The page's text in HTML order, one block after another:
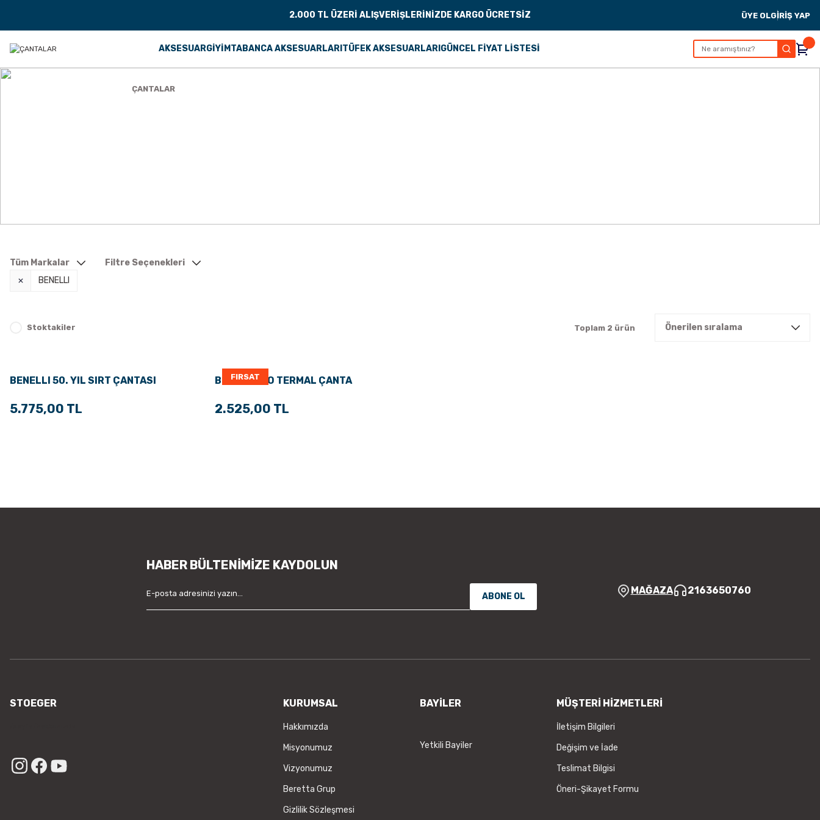
2.000 TL ÜZERİ ALIŞVERİŞLERİNİZDE KARGO ÜCRETSİZ ÜYE OLGİRİŞ YAP
AKSESUARGİYİMTABANCA AKSESUARLARI TÜFEK AKSESUARLARI GÜNCEL FİYAT LİSTESİ
ÇANTALAR
Tüm Markalar
Filtre Seçenekleri
BENELLI
Stoktakiler Toplam 2 ürün
BENELLI 50. YIL SIRT ÇANTASI
5.775,00 TL
FIRSAT
BENELLİ İZO TERMAL ÇANTA
2.525,00 TL
HABER BÜLTENİMİZE KAYDOLUN
ABONE OL
MAĞAZA 2163650760
STOEGER KURUMSAL
Hakkımızda
Misyonumuz
Vizyonumuz
Beretta Grup
Gizlilik Sözleşmesi
BAYİLER
Yetkili Bayiler
MÜŞTERİ HİZMETLERİ
İletişim Bilgileri
Değişim ve İade
Teslimat Bilgisi
Öneri-Şikayet Formu